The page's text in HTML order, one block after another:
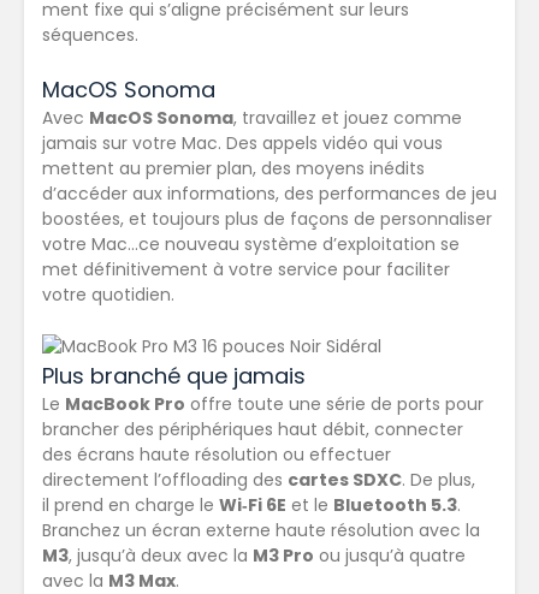
ment fixe qui s’aligne précisément sur leurs
séquences.
MacOS Sonoma
Avec MacOS Sonoma, travaillez et jouez comme
jamais sur votre Mac. Des appels vidéo qui vous
mettent au premier plan, des moyens inédits
d’accéder aux informations, des performances de jeu
boostées, et toujours plus de façons de personnaliser
votre Mac…ce nouveau système d’exploitation se
met définitivement à votre service pour faciliter
votre quotidien.
Plus branché que jamais
Le MacBook Pro offre toute une série de ports pour
brancher des périphériques haut débit, connecter
des écrans haute résolution ou effectuer
directement l’offloading des cartes SDXC. De plus,
il prend en charge le Wi‑Fi 6E et le Bluetooth 5.3.
Branchez un écran externe haute résolution avec la
M3, jusqu’à deux avec la M3 Pro ou jusqu’à quatre
avec la M3 Max.